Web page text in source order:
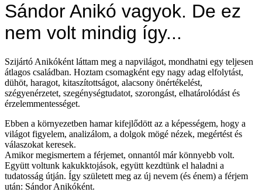
Sándor Anikó vagyok. De ez
nem volt mindig így...
Szijártó Anikóként láttam meg a napvilágot, mondhatni egy teljesen
átlagos családban. Hoztam csomagként egy nagy adag elfolytást,
dühöt, haragot, kitaszítottságot, alacsony önértékelést,
szégyenérzetet, szegénységtudatot, szorongást, elhatárolódást és
érzelemmentességet.
Ebben a környezetben hamar kifejlődött az a képességem, hogy a
világot figyelem, analizálom, a dolgok mögé nézek, megértést és
válaszokat keresek.
Amikor megismertem a férjemet, onnantól már könnyebb volt.
Együtt voltunk kakukktojások, együtt kezdtünk el haladni a
tudatosság útján. Így született meg az új nevem (és énem) a férjem
után: Sándor Anikóként.